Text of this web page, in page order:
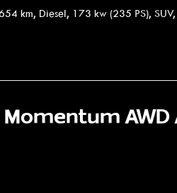
km, Diesel, 173 kw (235 PS),